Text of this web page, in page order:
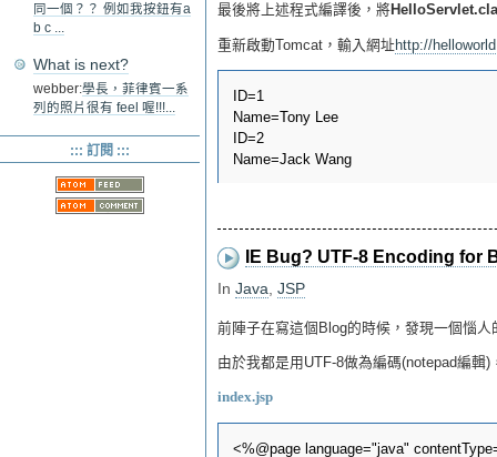
最後將上述程式編譯後，將
重新啟動Tomcat，輸入網址 http://
ID=1
Name=Tony Lee
ID=2
Name=Jack Wang
IE Bug? UTF-8 Encoding for
In Java JSP
前陣子在寫這個Blog的時候，發現一個惱人
由於我都是用UTF-8做為編碼(notepad編輯)
index.jsp
<%@page language="java"
同一個？？ 例如我按鈕有a
b c ...
What is next?
webber:學長，菲律賓一系
列的照片很有 feel 喔!!!...
::: 訂閱 :::